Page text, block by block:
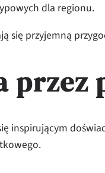
dla regionu.
się przyjemną
przez
inspirującym